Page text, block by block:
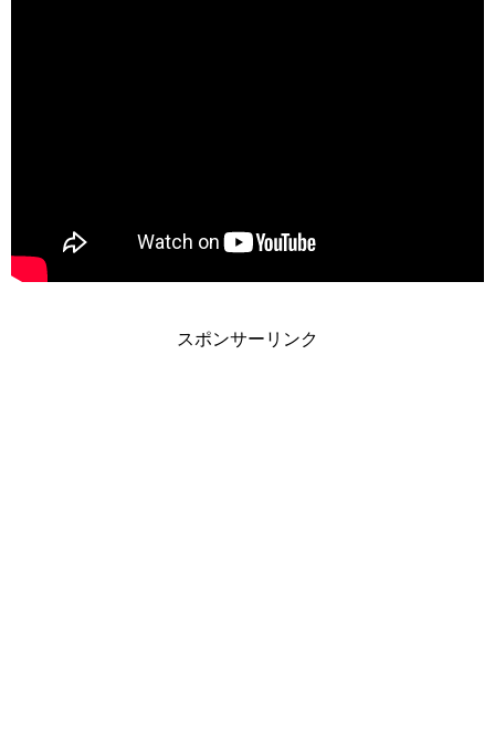
スポンサーリンク